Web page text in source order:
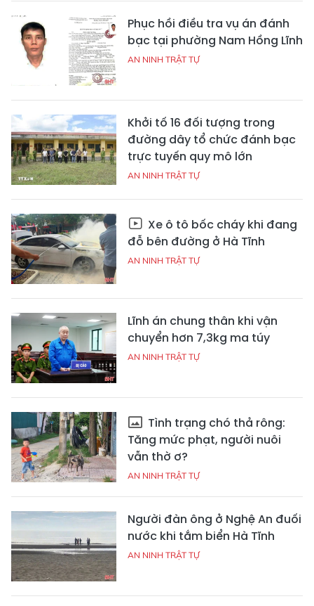
Phục hồi điều tra vụ án đánh
bạc tại phường Nam Hồng Lĩnh
AN NINH TRẬT TỰ
Khởi tố 16 đối tượng trong
đường dây tổ chức đánh bạc
trực tuyến quy mô lớn
AN NINH TRẬT TỰ
Xe ô tô bốc cháy khi đang
đỗ bên đường ở Hà Tĩnh
AN NINH TRẬT TỰ
Lĩnh án chung thân khi vận
chuyển hơn 7,3kg ma túy
AN NINH TRẬT TỰ
Tình trạng chó thả rông:
Tăng mức phạt, người nuôi
vẫn thờ ơ?
AN NINH TRẬT TỰ
Người đàn ông ở Nghệ An đuối
nước khi tắm biển Hà Tĩnh
AN NINH TRẬT TỰ